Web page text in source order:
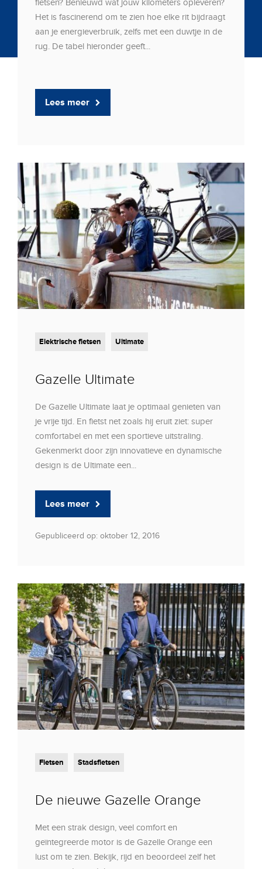
fietsen? Benieuwd wat jouw kilometers opleveren?
Het is fascinerend om te zien hoe elke rit bijdraagt
aan je energieverbruik, zelfs met een duwtje in de
rug. De tabel hieronder geeft...
Lees meer
Elektrische fietsen Ultimate
Gazelle Ultimate
De Gazelle Ultimate laat je optimaal genieten van
je vrije tijd. En fietst net zoals hij eruit ziet: super
comfortabel en met een sportieve uitstraling.
Gekenmerkt door zijn innovatieve en dynamische
design is de Ultimate een...
Lees meer
Gepubliceerd op: oktober 12, 2016
Fietsen Stadsfietsen
De nieuwe Gazelle Orange
Met een strak design, veel comfort en
geïntegreerde motor is de Gazelle Orange een
lust om te zien. Bekijk, rijd en beoordeel zelf het